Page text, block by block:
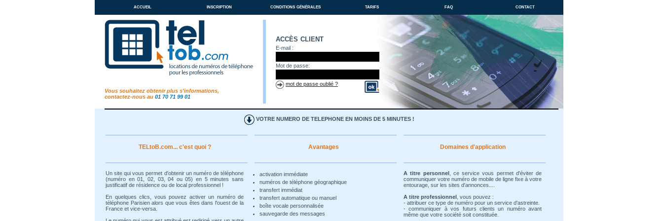
accueil inscription conditions générales tarifs faq contact
Vous souhaitez obtenir plus s'informations,
contactez-nous au 01 70 71 99 01
accès client
E-mail :
Mot de passe:
mot de passe oublié ?
VOTRE NUMERO DE TELEPHONE EN MOINS DE 5 MINUTES !
TELtoB.com... c'est quoi ?
Un site qui vous permet d'obtenir un numéro de téléphone
(numéro en 01, 02, 03, 04 ou 05) en 5 minutes sans
justificatif de résidence ou de local professionnel !
En quelques clics, vous pouvez activer un numéro de
téléphone Parisien alors que vous êtes dans l'ouest de la
France et vice-versa.
Avantages
activation immédiate
numéros de téléphone géographique
transfert immédiat
transfert automatique ou manuel
boîte vocale personnalisée
sauvegarde des messages
Domaines d'application
A titre personnel, ce service vous permet d'éviter de
communiquer votre numéro de mobile de ligne fixe à votre
entourage, sur les sites d'annonces....
A titre professionnel , vous pouvez :
- attribuer ce type de numéro pour un service d'astreinte.
- communiquer à vos futurs clients un numéro avant
même que votre société soit constituée.